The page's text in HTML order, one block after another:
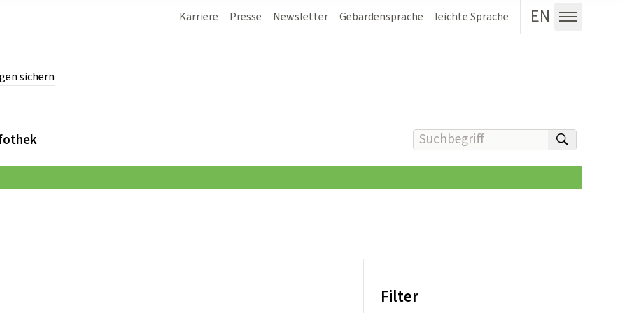
sichern
Karriere Presse Newsletter Gebärdensprache leichte Sprache EN
Menü
Suchbegriff(e) eingeben
Filter